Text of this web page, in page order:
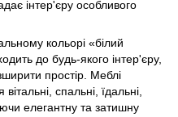
інтер'єру особливого
кольорі «білий
до будь-якого інтер'єру,
простір. Меблі
спальні, їдальні,
елегантну та затишну